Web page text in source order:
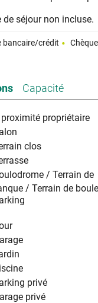
de séjour non incluse.
bancaire/crédit Chèque
Capacité
proximité propriétaire
clos
/ Terrain de
/ Terrain de
privé
privé